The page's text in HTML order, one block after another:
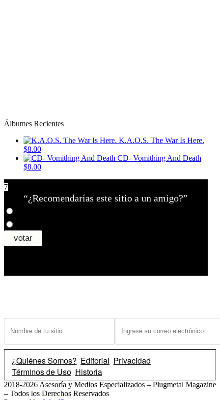
Álbumes Recientes
K.A.O.S. The War Is Here.
$8.00
CD- Vomithing And Death
$8.00
7
“¿Recomendarías este sitio a un amigo?”
¿Quiénes Somos? Editorial Privacidad
Términos de Uso Historia
2018-2026 Asesoría y Medios Especializados – Plugmetal Magazine
– Todos los Derechos Reservados